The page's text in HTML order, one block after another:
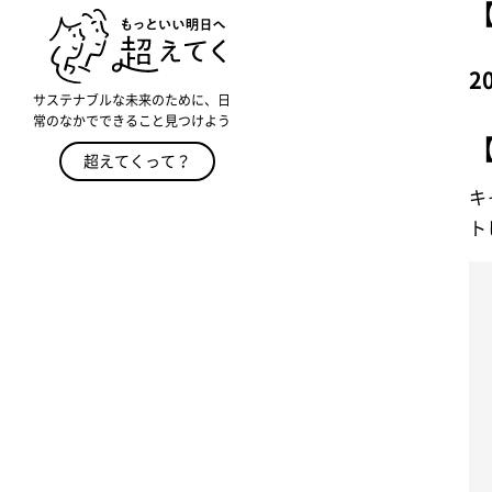
サステナブルな未来のために、日
常のなかでできること見つけよう
超えてくって？
キ